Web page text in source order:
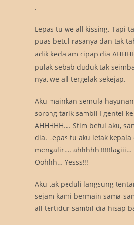
.
Lepas tu we all kissing. Tapi
puas betul rasanya dan tak
adik kedalam cipap dia
pulak sebab duduk tak
nya, we all tergelak sekejap.
Aku mainkan semula
sorong tarik sambil I gentel
AHHHHH…. Stim betul aku,
dia. Lepas tu aku letak
mengalir…. ahhhhh !!!!!lagiii…
Oohhh… Yesss!!!
Aku tak peduli langsung
sejam kami bermain sama-
all tertidur sambil dia hisap